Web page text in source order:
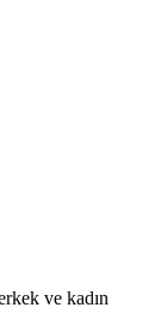
ve kadın